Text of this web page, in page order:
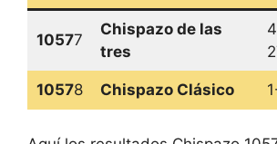
10577
Chispazo de las
tres
10578 Chispazo Clásico